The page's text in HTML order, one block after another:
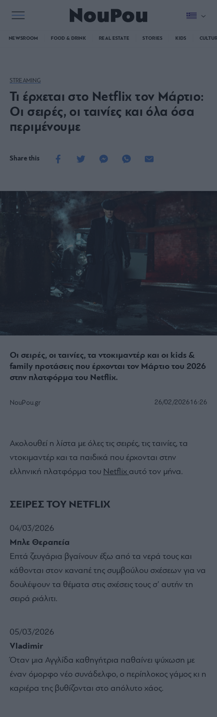
NEWSROOM FOOD & DRINK REAL ESTATE STORIES KIDS
STREAMING
Τι έρχεται στο Netflix τον Μάρτιο:
Οι σειρές, οι ταινίες και όλα όσα
περιμένουμε
Share this
Οι σειρές, οι ταινίες, τα ντοκιμαντέρ και οι kids &
family προτάσεις που έρχονται τον Μάρτιο του 2026
στην πλατφόρμα του Netflix.
NouPou.gr 26/02/202616:26
Ακολουθεί η λίστα με όλες τις σειρές, τις ταινίες, τα
ντοκιμαντέρ και τα παιδικά που έρχονται στην
ελληνική πλατφόρμα του Netflix αυτό τον μήνα.
ΣΕΙΡΕΣ ΤΟΥ NETFLIX
04/03/2026
Μπλε Θεραπεία
Επτά ζευγάρια βγαίνουν έξω από τα νερά τους και
κάθονται στον καναπέ της συμβούλου σχέσεων για να
δουλέψουν τα θέματα στις σχέσεις τους σ’ αυτήν τη
σειρά ριάλιτι.
05/03/2026
Vladimir
Όταν μια Αγγλίδα καθηγήτρια παθαίνει ψύχωση με
έναν όμορφο νέο συνάδελφο, ο περίπλοκος γάμος κι η
καριέρα της βυθίζονται στο απόλυτο χάος.